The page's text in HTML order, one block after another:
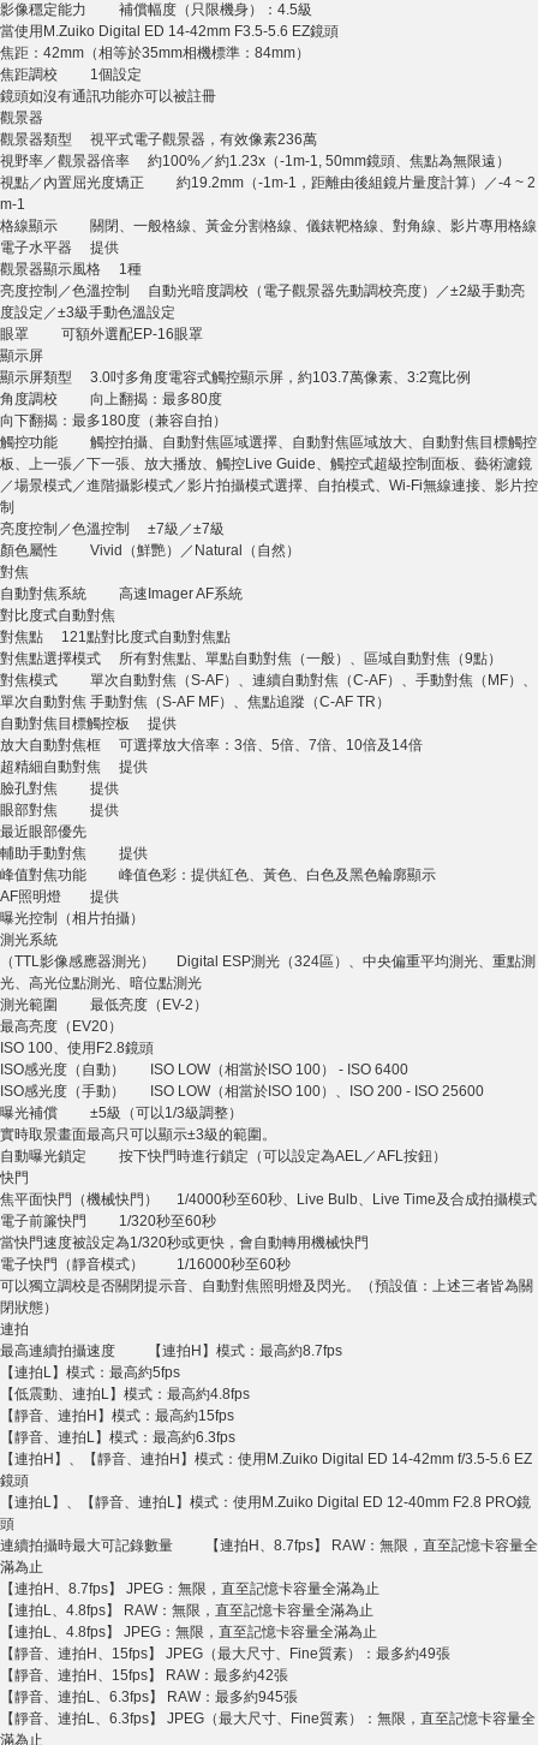
影像穩定能力 補償幅度（只限機身）：4.5級
當使用M.Zuiko Digital ED 14-42mm F3.5-5.6 EZ鏡頭
焦距：42mm（相等於35mm相機標準：84mm）
焦距調校 1個設定
鏡頭如沒有通訊功能亦可以被註冊
觀景器
觀景器類型 視平式電子觀景器，有效像素236萬
視野率／觀景器倍率 約100%／約1.23x（-1m-1, 50mm鏡頭、焦點為無限遠）
視點／內置屈光度矯正 約19.2mm（-1m-1，距離由後組鏡片量度計算）／-4 ~ 2
m-1
格線顯示 關閉、一般格線、黃金分割格線、儀錶靶格線、對角線、影片專用格線
電子水平器 提供
觀景器顯示風格 1種
亮度控制／色溫控制 自動光暗度調校（電子觀景器先動調校亮度）／±2級手動亮
度設定／±3級手動色溫設定
眼罩 可額外選配EP-16眼罩
顯示屏
顯示屏類型 3.0吋多角度電容式觸控顯示屏，約103.7萬像素、3:2寬比例
角度調校 向上翻揭：最多80度
向下翻揭：最多180度（兼容自拍）
觸控功能 觸控拍攝、自動對焦區域選擇、自動對焦區域放大、自動對焦目標觸控
板、上一張／下一張、放大播放、觸控Live Guide、觸控式超級控制面板、藝術濾鏡
／場景模式／進階攝影模式／影片拍攝模式選擇、自拍模式、Wi-Fi無線連接、影片控
制
亮度控制／色溫控制 ±7級／±7級
顏色屬性 Vivid（鮮艷）／Natural（自然）
對焦
自動對焦系統 高速Imager AF系統
對比度式自動對焦
對焦點 121點對比度式自動對焦點
對焦點選擇模式 所有對焦點、單點自動對焦（一般）、區域自動對焦（9點）
對焦模式 單次自動對焦（S-AF）、連續自動對焦（C-AF）、手動對焦（MF）、
單次自動對焦 手動對焦（S-AF MF）、焦點追蹤（C-AF TR）
自動對焦目標觸控板 提供
放大自動對焦框 可選擇放大倍率：3倍、5倍、7倍、10倍及14倍
超精細自動對焦 提供
臉孔對焦 提供
眼部對焦 提供
最近眼部優先
輔助手動對焦 提供
峰值對焦功能 峰值色彩：提供紅色、黃色、白色及黑色輪廓顯示
AF照明燈 提供
曝光控制（相片拍攝）
測光系統
（TTL影像感應器測光） Digital ESP測光（324區）、中央偏重平均測光、重點測
光、高光位點測光、暗位點測光
測光範圍 最低亮度（EV-2）
最高亮度（EV20）
ISO 100、使用F2.8鏡頭
ISO感光度（自動） ISO LOW（相當於ISO 100） - ISO 6400
ISO感光度（手動） ISO LOW（相當於ISO 100）、ISO 200 - ISO 25600
曝光補償 ±5級（可以1/3級調整）
實時取景畫面最高只可以顯示±3級的範圍。
自動曝光鎖定 按下快門時進行鎖定（可以設定為AEL／AFL按鈕）
快門
焦平面快門（機械快門） 1/4000秒至60秒、Live Bulb、Live Time及合成拍攝模式
電子前簾快門 1/320秒至60秒
當快門速度被設定為1/320秒或更快，會自動轉用機械快門
電子快門（靜音模式） 1/16000秒至60秒
可以獨立調校是否關閉提示音、自動對焦照明燈及閃光。（預設值：上述三者皆為關
閉狀態）
連拍
最高連續拍攝速度 【連拍H】模式：最高約8.7fps
【連拍L】模式：最高約5fps
【低震動、連拍L】模式：最高約4.8fps
【靜音、連拍H】模式：最高約15fps
【靜音、連拍L】模式：最高約6.3fps
【連拍H】、【靜音、連拍H】模式：使用M.Zuiko Digital ED 14‐42mm f/3.5-5.6 EZ
鏡頭
【連拍L】、【靜音、連拍L】模式：使用M.Zuiko Digital ED 12-40mm F2.8 PRO鏡
頭
連續拍攝時最大可記錄數量 【連拍H、8.7fps】 RAW：無限，直至記憶卡容量全
滿為止
【連拍H、8.7fps】 JPEG：無限，直至記憶卡容量全滿為止
【連拍L、4.8fps】 RAW：無限，直至記憶卡容量全滿為止
【連拍L、4.8fps】 JPEG：無限，直至記憶卡容量全滿為止
【靜音、連拍H、15fps】 JPEG（最大尺寸、Fine質素）：最多約49張
【靜音、連拍H、15fps】 RAW：最多約42張
【靜音、連拍L、6.3fps】 RAW：最多約945張
【靜音、連拍L、6.3fps】 JPEG（最大尺寸、Fine質素）：無限，直至記憶卡容量全
滿為止